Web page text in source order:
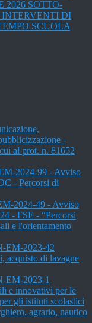
2026 SOTTO-
INTERVENTI DI
SCUOLA
-
al prot. n. 81652
2024-99 - Avviso
- Percorsi di
2024-49 - Avviso
- FSE - “Percorsi
e l'orientamento
EM-2023-42
acquisto di lavagne
EM-2023-1
e innovativi per le
gli istituti scolastici
agrario, nautico